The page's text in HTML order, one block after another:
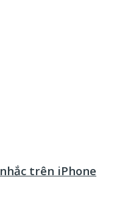
trên iPhone